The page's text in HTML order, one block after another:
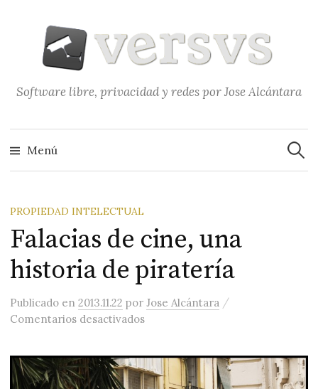
contenido
Software libre, privacidad y redes por Jose Alcántara
Menú
PROPIEDAD INTELECTUAL
Falacias de cine, una
historia de piratería
Publicado en2013.11.22 porJose Alcántara /
Comentarios desactivadosen Falacias de cine, una historia